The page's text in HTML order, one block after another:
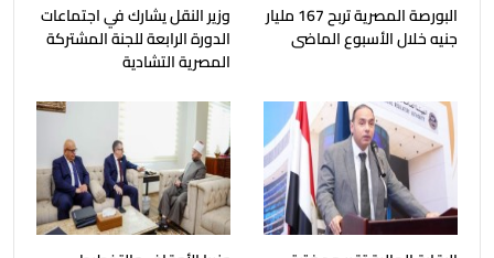
البورصة المصرية تربح 167 مليار
جنيه خلال الأسبوع الماضى
وزير النقل يشارك في اجتماعات
الدورة الرابعة للجنة المشتركة
المصرية التشادية